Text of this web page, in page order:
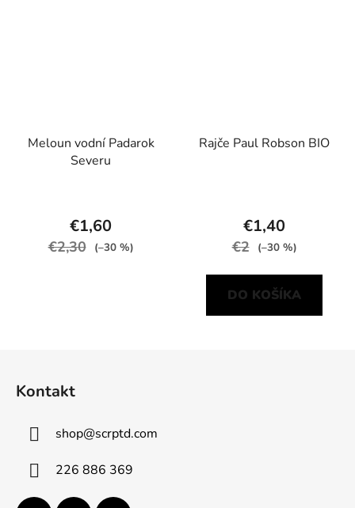
Meloun vodní Padarok
Severu
€1,60
€2,30 (–30 %)
Rajče Paul Robson BIO
€1,40
€2 (–30 %)
DO KOŠÍKA
Kontakt
shop@scrptd.com
226 886 369